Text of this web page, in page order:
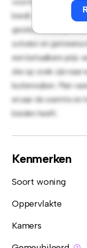
biedt een
gezinsvriendelijke
scholen en
een betaalbare prijs
die op zoek zijn naar
buitenwijken. Plan
ervaar de warmte
bieden heeft.
Kenmerken
Soort woning
Oppervlakte
Kamers